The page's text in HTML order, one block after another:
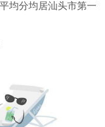
均分均居汕头市第一